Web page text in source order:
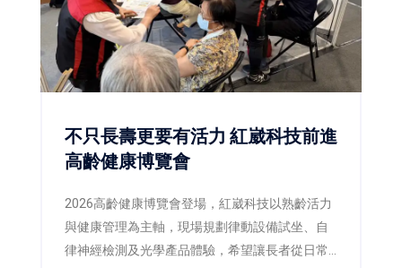
不只長壽更要有活力 紅崴科技前進
高齡健康博覽會
2026高齡健康博覽會登場，紅崴科技以熟齡活力
與健康管理為主軸，現場規劃律動設備試坐、自
律神經檢測及光學產品體驗，希望讓長者從日常